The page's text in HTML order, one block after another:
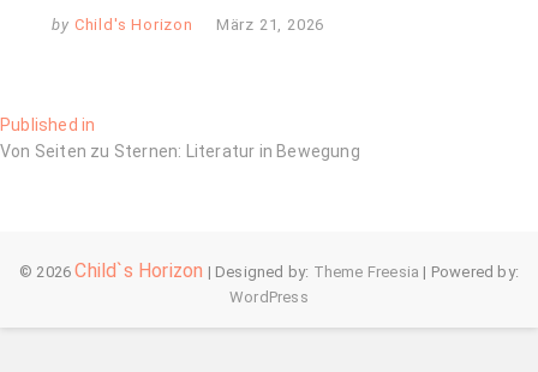
by Child's Horizon März 21, 2026
Beitragsnavigation
Published in
Von Seiten zu Sternen: Literatur in Bewegung
© 2026Child`s Horizon | Designed by: Theme Freesia | Powered by:
WordPress